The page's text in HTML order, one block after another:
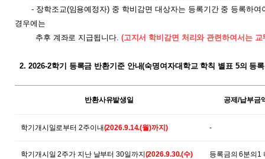
- 장학조교(임용예정자) 중 학비감면 대상자는 등록기간 중 등록하여
경우에는
추후 계좌로 지급됩니다. (고지서 학비감면 처리와 관련하여서는
2. 2026-2학기 등록금 반환기준 안내(숙명여자대학교 학칙 별표 5의 등
반환사유발생일 공제/납부금
학기개시일로부터 2주이내(2026.9.14.(월)까지) -
학기개시일 2주가 지난 날부터 30일까지 (2026.9.30.(수)
등록금의 6분의1